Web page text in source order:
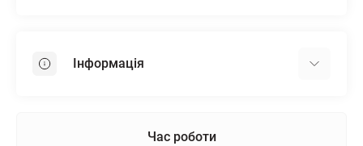
Пінопласт
Інформація
Час роботи